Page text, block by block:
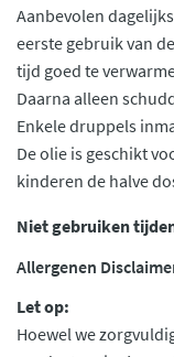
Aanbevolen
eerste gebruik van
tijd goed te
Daarna alleen
Enkele druppels
De olie is geschikt
kinderen de halve
Niet gebruiken
Allergenen
Let op:
Hoewel we